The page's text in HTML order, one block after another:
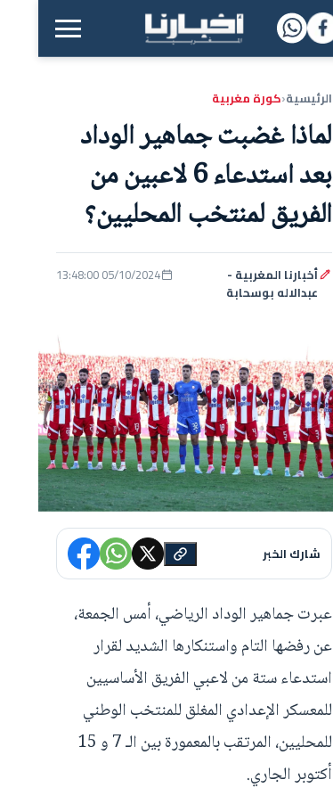
القائمة الرئيسية
الرئيسية‹كورة مغربية
لماذا غضبت جماهير الوداد
بعد استدعاء 6 لاعبين من
الفريق لمنتخب المحليين؟
أخبارنا المغربية -
عبدالاله بوسحابة
05/10/2024 13:48:00
شارك الخبر
عبرت جماهير الوداد الرياضي، أمس الجمعة،
عن رفضها التام واستنكارها الشديد لقرار
استدعاء ستة من لاعبي الفريق الأساسيين
للمعسكر الإعدادي المغلق للمنتخب الوطني
للمحليين، المرتقب بالمعمورة بين الـ 7 و 15
أكتوبر الجاري.